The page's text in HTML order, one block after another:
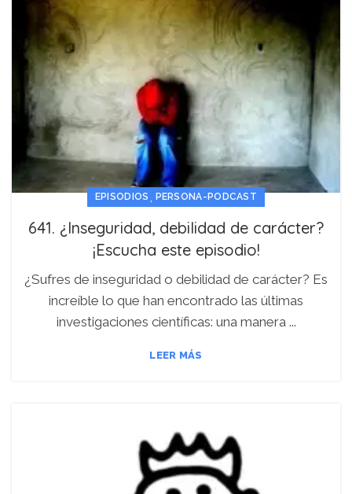
EPISODIOS PERSONA-PODCAST
641. ¿Inseguridad, debilidad de carácter?
¡Escucha este episodio!
¿Sufres de inseguridad o debilidad de carácter? Es
increíble lo que han encontrado las últimas
investigaciones científicas: una manera ...
LEER MÁS